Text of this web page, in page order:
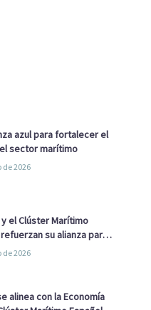
azul para fortalecer el
sector marítimo
de 2026
y el Clúster Marítimo
su alianza para
estrategia Nacional
de 2026
alinea con la Economía